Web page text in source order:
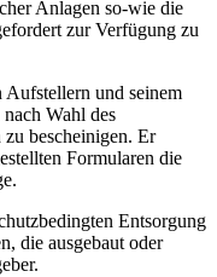
Anlagen so-wie die
zur Verfügung zu
und seinem
Wahl des
bescheinigen. Er
Formularen die
Entsorgung
die ausgebaut oder